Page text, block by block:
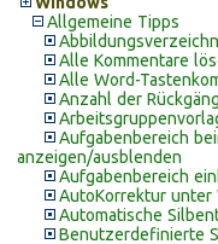
Allgemeine Tipps
Alle Kommentare
Alle Word-
Anzahl der
Aufgabenbereich
anzeigen/ausblenden
Aufgabenbereich
AutoKorrektur unter
Automatische
Benutzerdefinierte